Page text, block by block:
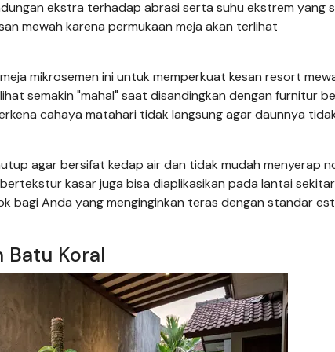
ekstra terhadap abrasi serta suhu ekstrem yang
mewah karena permukaan meja akan terlihat
mikrosemen ini untuk memperkuat kesan resort
semakin "mahal" saat disandingkan dengan furnitur
cahaya matahari tidak langsung agar daunnya
agar bersifat kedap air dan tidak mudah menyerap
kasar juga bisa diaplikasikan pada lantai
bagi Anda yang menginginkan teras dengan standar
Batu Koral